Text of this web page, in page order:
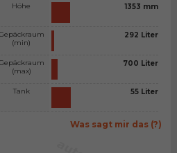
Höhe
(min)
(max)
Tank
1353 mm
292 Liter
700 Liter
55 Liter
Was sagt mir das (?)